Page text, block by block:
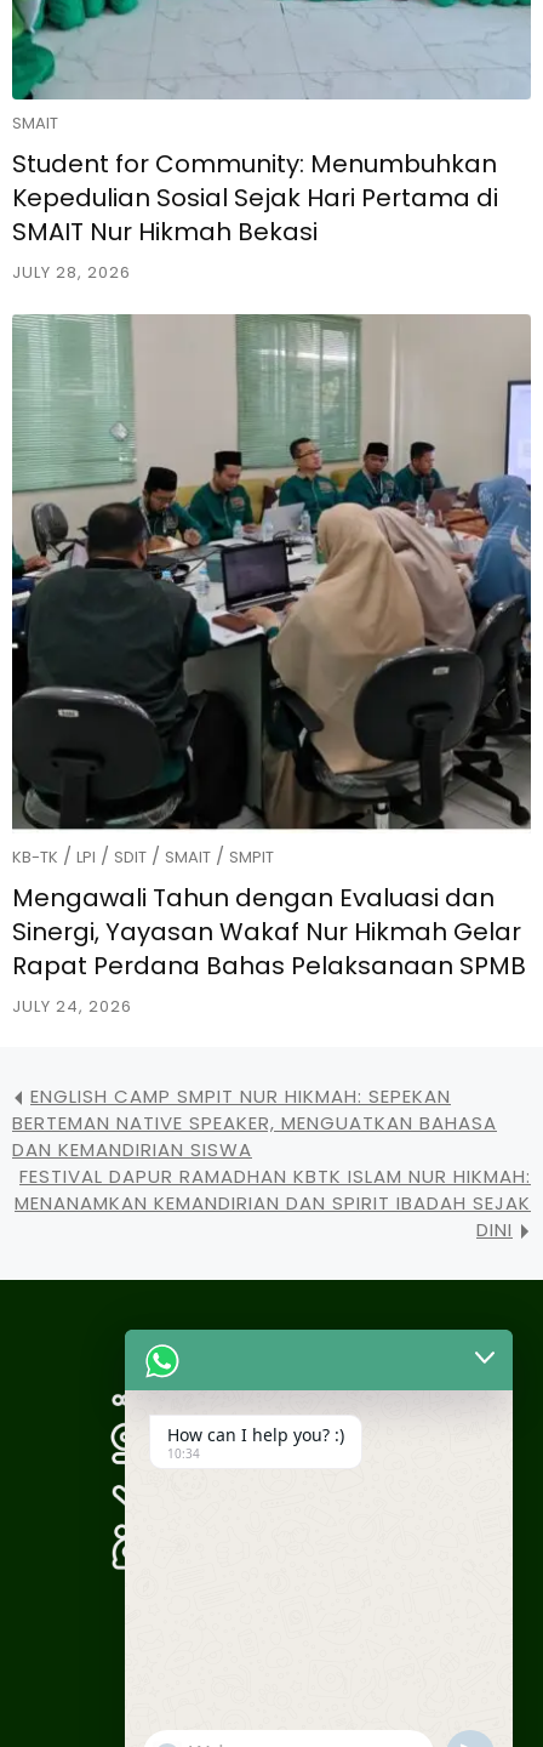
SMAIT
Student for Community: Menumbuhkan
Kepedulian Sosial Sejak Hari Pertama di
SMAIT Nur Hikmah Bekasi
JULY 28, 2026
KB-TK / LPI / SDIT / SMAIT / SMPIT
Mengawali Tahun dengan Evaluasi dan
Sinergi, Yayasan Wakaf Nur Hikmah Gelar
Rapat Perdana Bahas Pelaksanaan SPMB
JULY 24, 2026
ENGLISH CAMP SMPIT NUR HIKMAH: SEPEKAN
BERTEMAN NATIVE SPEAKER, MENGUATKAN BAHASA
DAN KEMANDIRIAN SISWA
FESTIVAL DAPUR RAMADHAN KBTK ISLAM NUR HIKMAH:
MENANAMKAN KEMANDIRIAN DAN SPIRIT IBADAH SEJAK
DINI
How can I help you? :)
10:34